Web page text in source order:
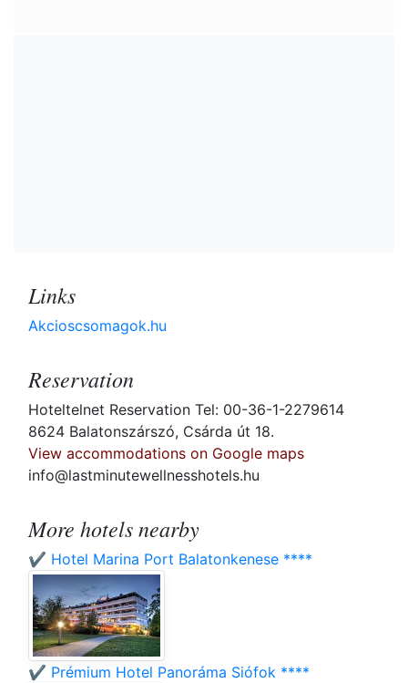
Links
Akcioscsomagok.hu
Reservation
Hoteltelnet Reservation Tel: 00-36-1-2279614
8624 Balatonszárszó, Csárda út 18.
View accommodations on Google maps
info@lastminutewellnesshotels.hu
More hotels nearby
✔️ Hotel Marina Port Balatonkenese ****
✔️ Prémium Hotel Panoráma Siófok ****